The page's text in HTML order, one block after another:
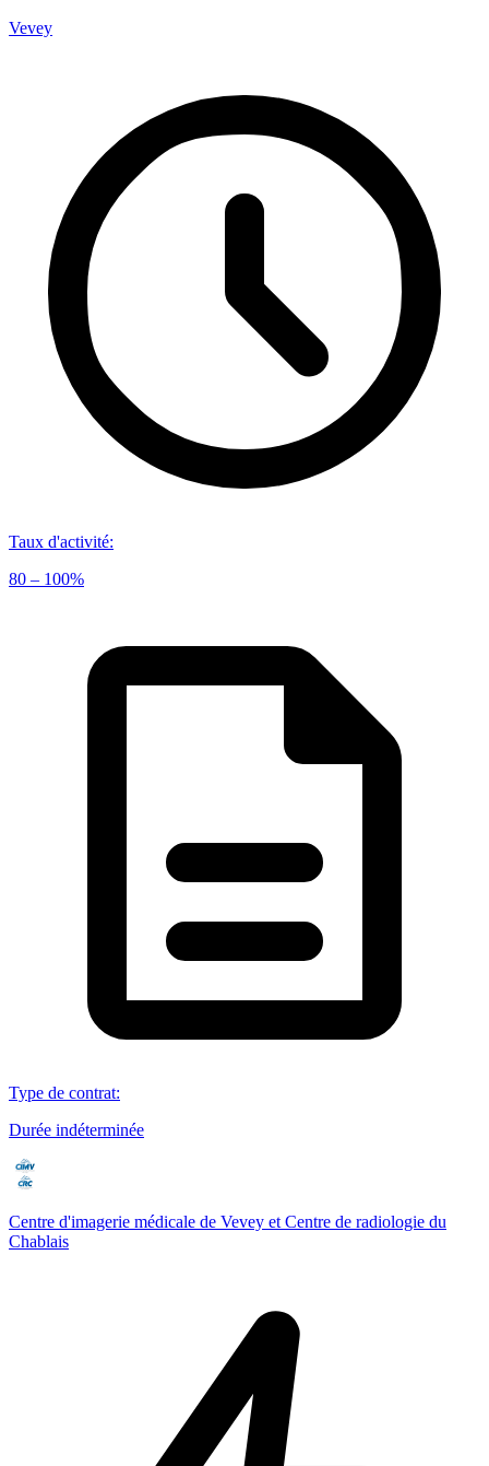
Vevey
Taux d'activité:
80 – 100%
Type de contrat:
Durée indéterminée
Centre d'imagerie médicale de Vevey et Centre de radiologie du
Chablais